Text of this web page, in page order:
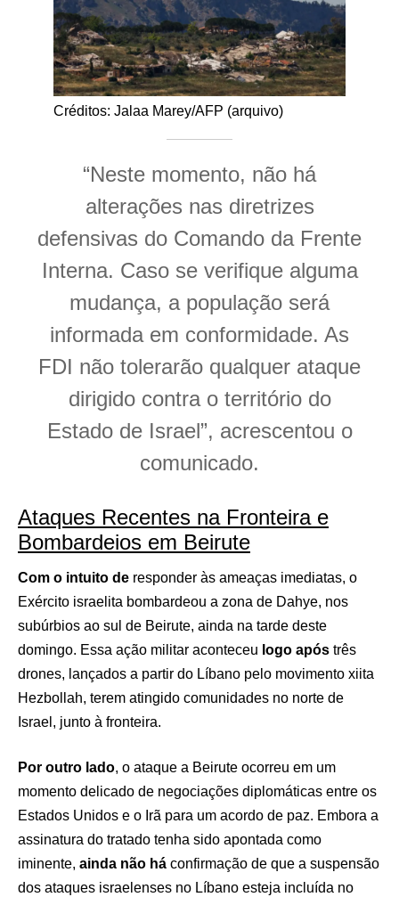
Créditos: Jalaa Marey/AFP (arquivo)
“Neste momento, não há
alterações nas diretrizes
defensivas do Comando da Frente
Interna. Caso se verifique alguma
mudança, a população será
informada em conformidade. As
FDI não tolerarão qualquer ataque
dirigido contra o território do
Estado de Israel”, acrescentou o
comunicado.
Ataques Recentes na Fronteira e
Bombardeios em Beirute
Com o intuito de responder às ameaças imediatas, o
Exército israelita bombardeou a zona de Dahye, nos
subúrbios ao sul de Beirute, ainda na tarde deste
domingo. Essa ação militar aconteceu logo após três
drones, lançados a partir do Líbano pelo movimento xiita
Hezbollah, terem atingido comunidades no norte de
Israel, junto à fronteira.
Por outro lado, o ataque a Beirute ocorreu em um
momento delicado de negociações diplomáticas entre os
Estados Unidos e o Irã para um acordo de paz. Embora a
assinatura do tratado tenha sido apontada como
iminente, ainda não há confirmação de que a suspensão
dos ataques israelenses no Líbano esteja incluída no